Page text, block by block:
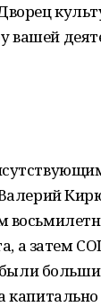
вашей
Валерий
а затем
были